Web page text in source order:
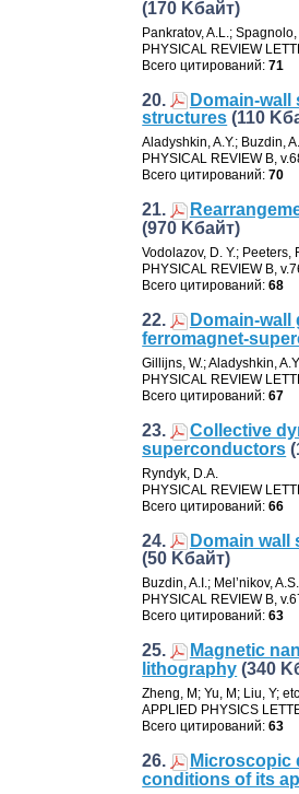
(170 Kбайт)
Pankratov, A.L.; Spagnolo
PHYSICAL REVIEW
Всего цитирований:71
20.
Domain-
structures (110
Aladyshkin,A.Y.; Buzdin,
PHYSICAL REVIEW B,
Всего цитирований:70
21.
(970 Kбайт)
Vodolazov, D. Y.; Peeters,
PHYSICAL REVIEW B,
Всего цитирований:68
22.
Domain-
ferromagnet-
Gillijns, W.; Aladyshkin,
PHYSICAL REVIEW
Всего цитирований:67
23.
Collective
superconductors
Ryndyk D.A.
PHYSICAL REVIEW
Всего цитирований:66
24.
Domain
(50 Kбайт)
Buzdin,A.I.; Mel’nikov,A.S.
PHYSICAL REVIEW B,
Всего цитирований:63
25.
Magnetic
lithography (340
Zheng, M; Yu, M; Liu, Y;
APPLIED PHYSICS
Всего цитирований:63
26.
Microscopic
conditions of its